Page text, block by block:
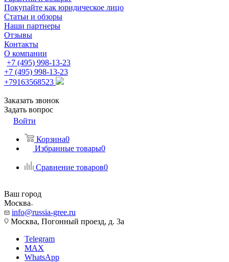
Покупайте как юридическое лицо
Статьи и обзоры
Наши партнеры
Отзывы
Контакты
О компании
+7 (495) 998-13-23
+7 (495) 998-13-23
+79163568523
Заказать звонок
Задать вопрос
Войти
Корзина0
Избранные товары0
Сравнение товаров0
Ваш город
Москва
info@russia-gree.ru
Москва, Погонный проезд, д. 3а
Telegram
MAX
WhatsApp